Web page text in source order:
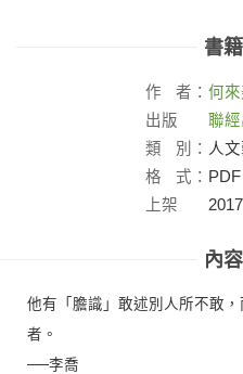
書
作 者： 何來
出版
社：
聯
類
別： 人
格
式： PDF
上架
內
他有「膽識」敢述別人所不敢
者。
──李喬